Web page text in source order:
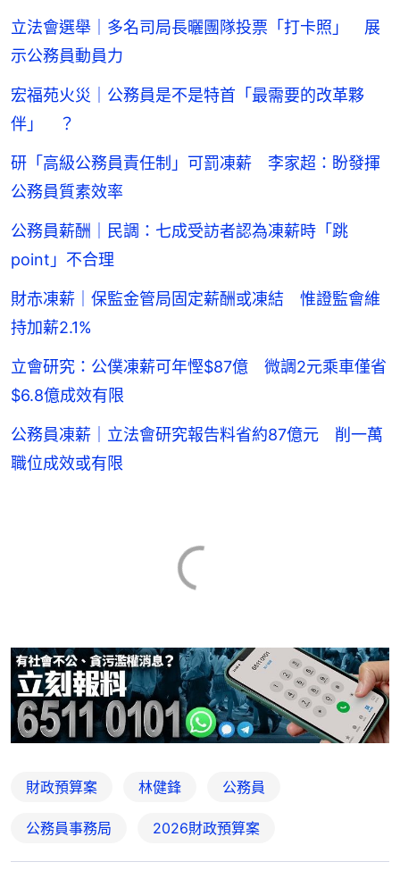
立法會選舉｜多名司局長曬團隊投票「打卡照」 展
示公務員動員力
宏福苑火災｜公務員是不是特首「最需要的改革夥
伴」 ？
研「高級公務員責任制」可罰凍薪 李家超：盼發揮
公務員質素效率
公務員薪酬｜民調：七成受訪者認為凍薪時「跳
point」不合理
財赤凍薪｜保監金管局固定薪酬或凍結 惟證監會維
持加薪2.1%
立會研究：公僕凍薪可年慳$87億 微調2元乘車僅省
$6.8億成效有限
公務員凍薪｜立法會研究報告料省約87億元 削一萬
職位成效或有限
財政預算案 林健鋒 公務員
公務員事務局 2026財政預算案